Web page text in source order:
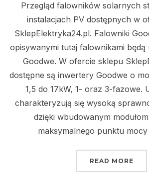
Przegląd falowników solarnych
instalacjach PV dostępnych w
SklepElektryka24.pl. Falowniki
opisywanymi tutaj falownikami będą
Goodwe. W ofercie sklepu
dostępne są inwertery Goodwe o
1,5 do 17kW, 1- oraz 3-fazowe.
charakteryzują się wysoką
dzięki wbudowanym
maksymalnego punktu
READ MORE